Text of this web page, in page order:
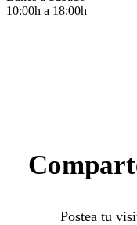
10:00h a 18:00h
Postea tu